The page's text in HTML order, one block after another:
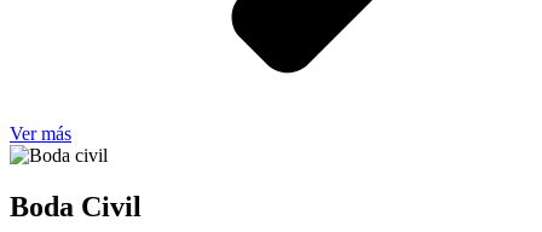
Ver más
Boda Civil